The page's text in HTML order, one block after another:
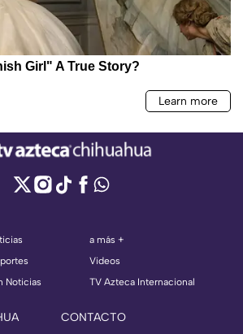
Noticias
a más +
Videos
TV Azteca Internacional
CONTACTO